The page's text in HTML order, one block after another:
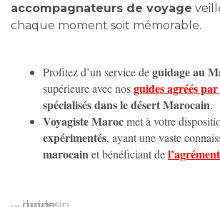
accompagnateurs de voyage
chaque moment soit mémorable.
Profitez d’un service deguidage au
supérieure avec nosguides agréés
spécialisés dans le désert Marocain.
Voyagiste Marocmet à votre
expérimentés, ayant une vaste
marocainet bénéficiant de